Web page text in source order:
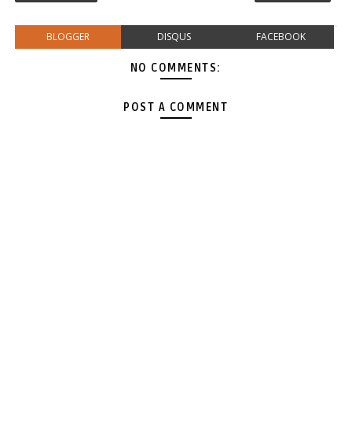
BLOGGER DISQUS FACEBOOK
NO COMMENTS:
POST A COMMENT